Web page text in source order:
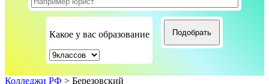
Какое у вас образование
Колледжи РФ > Березовский